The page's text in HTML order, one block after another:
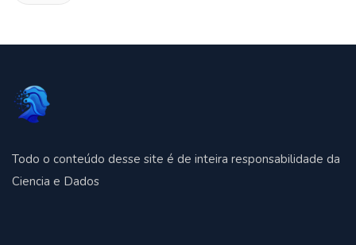
Todo o conteúdo desse site é de inteira responsabilidade da
Ciencia e Dados